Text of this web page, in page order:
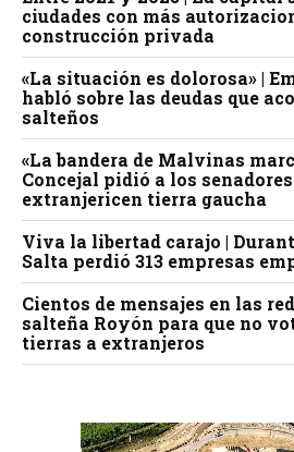
ciudades con más
construcción privada
«La situación es dolorosa» |
habló sobre las deudas que
salteños
«La bandera de Malvinas
Concejal pidió a los
extranjericen tierra gaucha
Viva la libertad carajo |
Salta perdió 313 empresas
Cientos de mensajes en las
salteña Royón para que no
tierras a extranjeros